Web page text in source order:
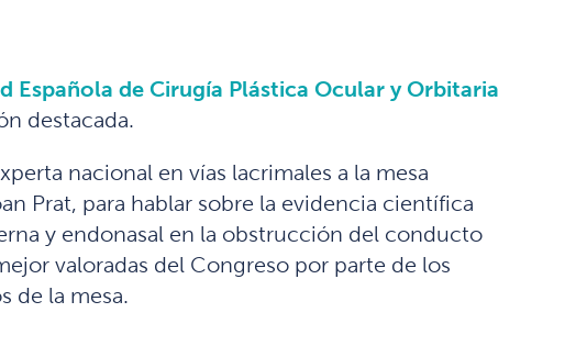
Española de Cirugía Plástica Ocular y Orbitaria
destacada.
nacional en vías lacrimales a la mesa
Prat, para hablar sobre la evidencia científica
y endonasal en la obstrucción del conducto
valoradas del Congreso por parte de los
de la mesa.